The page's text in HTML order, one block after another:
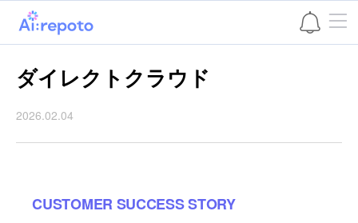
본문 바로가기
ダイレクトクラウド
2026.02.04
CUSTOMER SUCCESS STORY